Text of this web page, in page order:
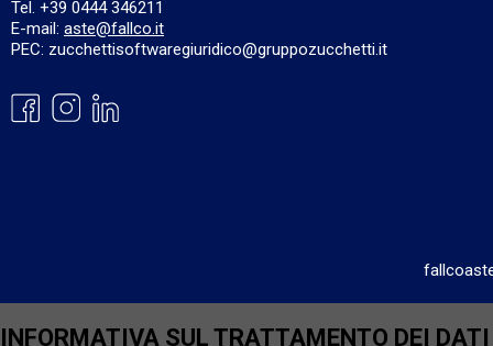
Tel. +39 0444 346211
E-mail: aste@fallco.it
PEC: zucchettisoftwaregiuridico@gruppozucchetti.it
INFORMATIVA SUL TRATTAMENTO DEI